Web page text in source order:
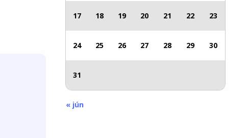
17 18 19 20 21 22 23
24 25 26 27 28 29 30
31
« jún